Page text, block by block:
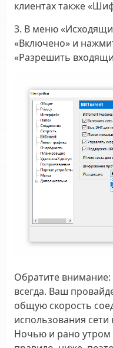
клиентах также
3. В меню
«Включено» и
«Разрешить
Обратите внимание:
всегда. Ваш
общую скорость
использования
Ночью и рано утром